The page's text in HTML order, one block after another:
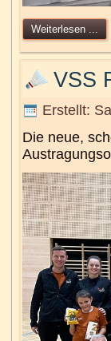
Weiterlesen ...
VSS
Erstellt:
Die neue,